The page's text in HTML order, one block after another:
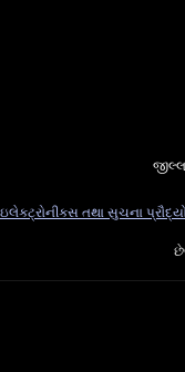
ઇલેક્ટ્રોનીક્સ તથા સુચના